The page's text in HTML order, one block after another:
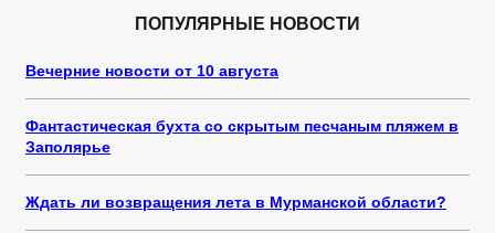
ПОПУЛЯРНЫЕ НОВОСТИ
Вечерние новости от 10 августа
Фантастическая бухта со скрытым песчаным пляжем в
Заполярье
Ждать ли возвращения лета в Мурманской области?